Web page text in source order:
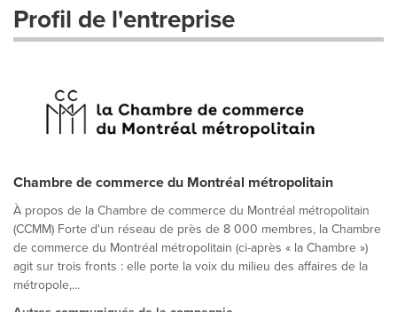
Profil de l'entreprise
Chambre de commerce du Montréal métropolitain
À propos de la Chambre de commerce du Montréal métropolitain
(CCMM) Forte d'un réseau de près de 8 000 membres, la Chambre
de commerce du Montréal métropolitain (ci-après « la Chambre »)
agit sur trois fronts : elle porte la voix du milieu des affaires de la
métropole,...